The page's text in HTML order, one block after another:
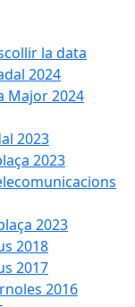
la data
2024
Major 2024
2023
2023
2023
2018
2017
2016